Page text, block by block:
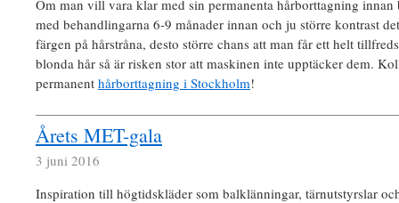
Om man vill vara klar med sin permanenta hårborttagning innan
med behandlingarna 6-9 månader innan och ju större kontrast
färgen på hårstråna, desto större chans att man får ett helt
blonda hår så är risken stor att maskinen inte upptäcker dem.
permanent hårborttagning i Stockholm!
Årets MET-gala
3 juni 2016
Inspiration till högtidskläder som balklänningar, tärnutstyrslar